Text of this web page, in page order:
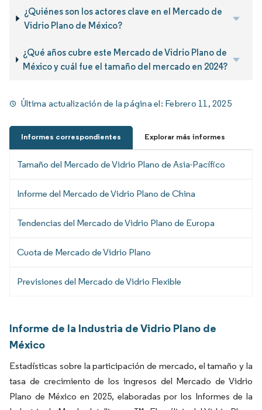
¿Quiénes son los actores clave en el Mercado de
Vidrio Plano de México?
¿Qué años cubre este Mercado de Vidrio Plano de
México y cuál fue el tamaño del mercado en 2024?
Última actualización de la página el: Febrero 11, 2025
Informes correspondientes Explorar más informes
Tamaño del Mercado de Vidrio Plano de Asia-Pacífico
Informe del Mercado de Vidrio Plano de China
Tendencias del Mercado de Vidrio Plano de Europa
Cuota de Mercado de Vidrio Plano
Previsiones del Mercado de Vidrio Flexible
Informe de la Industria de Vidrio Plano de
México
Estadísticas sobre la participación de mercado, el tamaño y la
tasa de crecimiento de los ingresos del Mercado de Vidrio
Plano de México en 2025, elaboradas por los Informes de la